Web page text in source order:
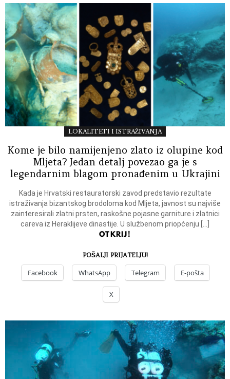
LOKALITETI I ISTRAŽIVANJA
Kome je bilo namijenjeno zlato iz olupine kod
Mljeta? Jedan detalj povezao ga je s
legendarnim blagom pronađenim u Ukrajini
Kada je Hrvatski restauratorski zavod predstavio rezultate
istraživanja bizantskog brodoloma kod Mljeta, javnost su najviše
zainteresirali zlatni prsten, raskošne pojasne garniture i zlatnici
careva iz Heraklijeve dinastije. U službenom priopćenju […]
OTKRIJ!
POŠALJI PRIJATELJU!
Facebook WhatsApp Telegram E-pošta
X